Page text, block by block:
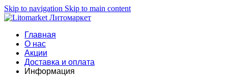
Skip to navigation Skip to main content
Главная
О нас
Акции
Доставка и оплата
Информация